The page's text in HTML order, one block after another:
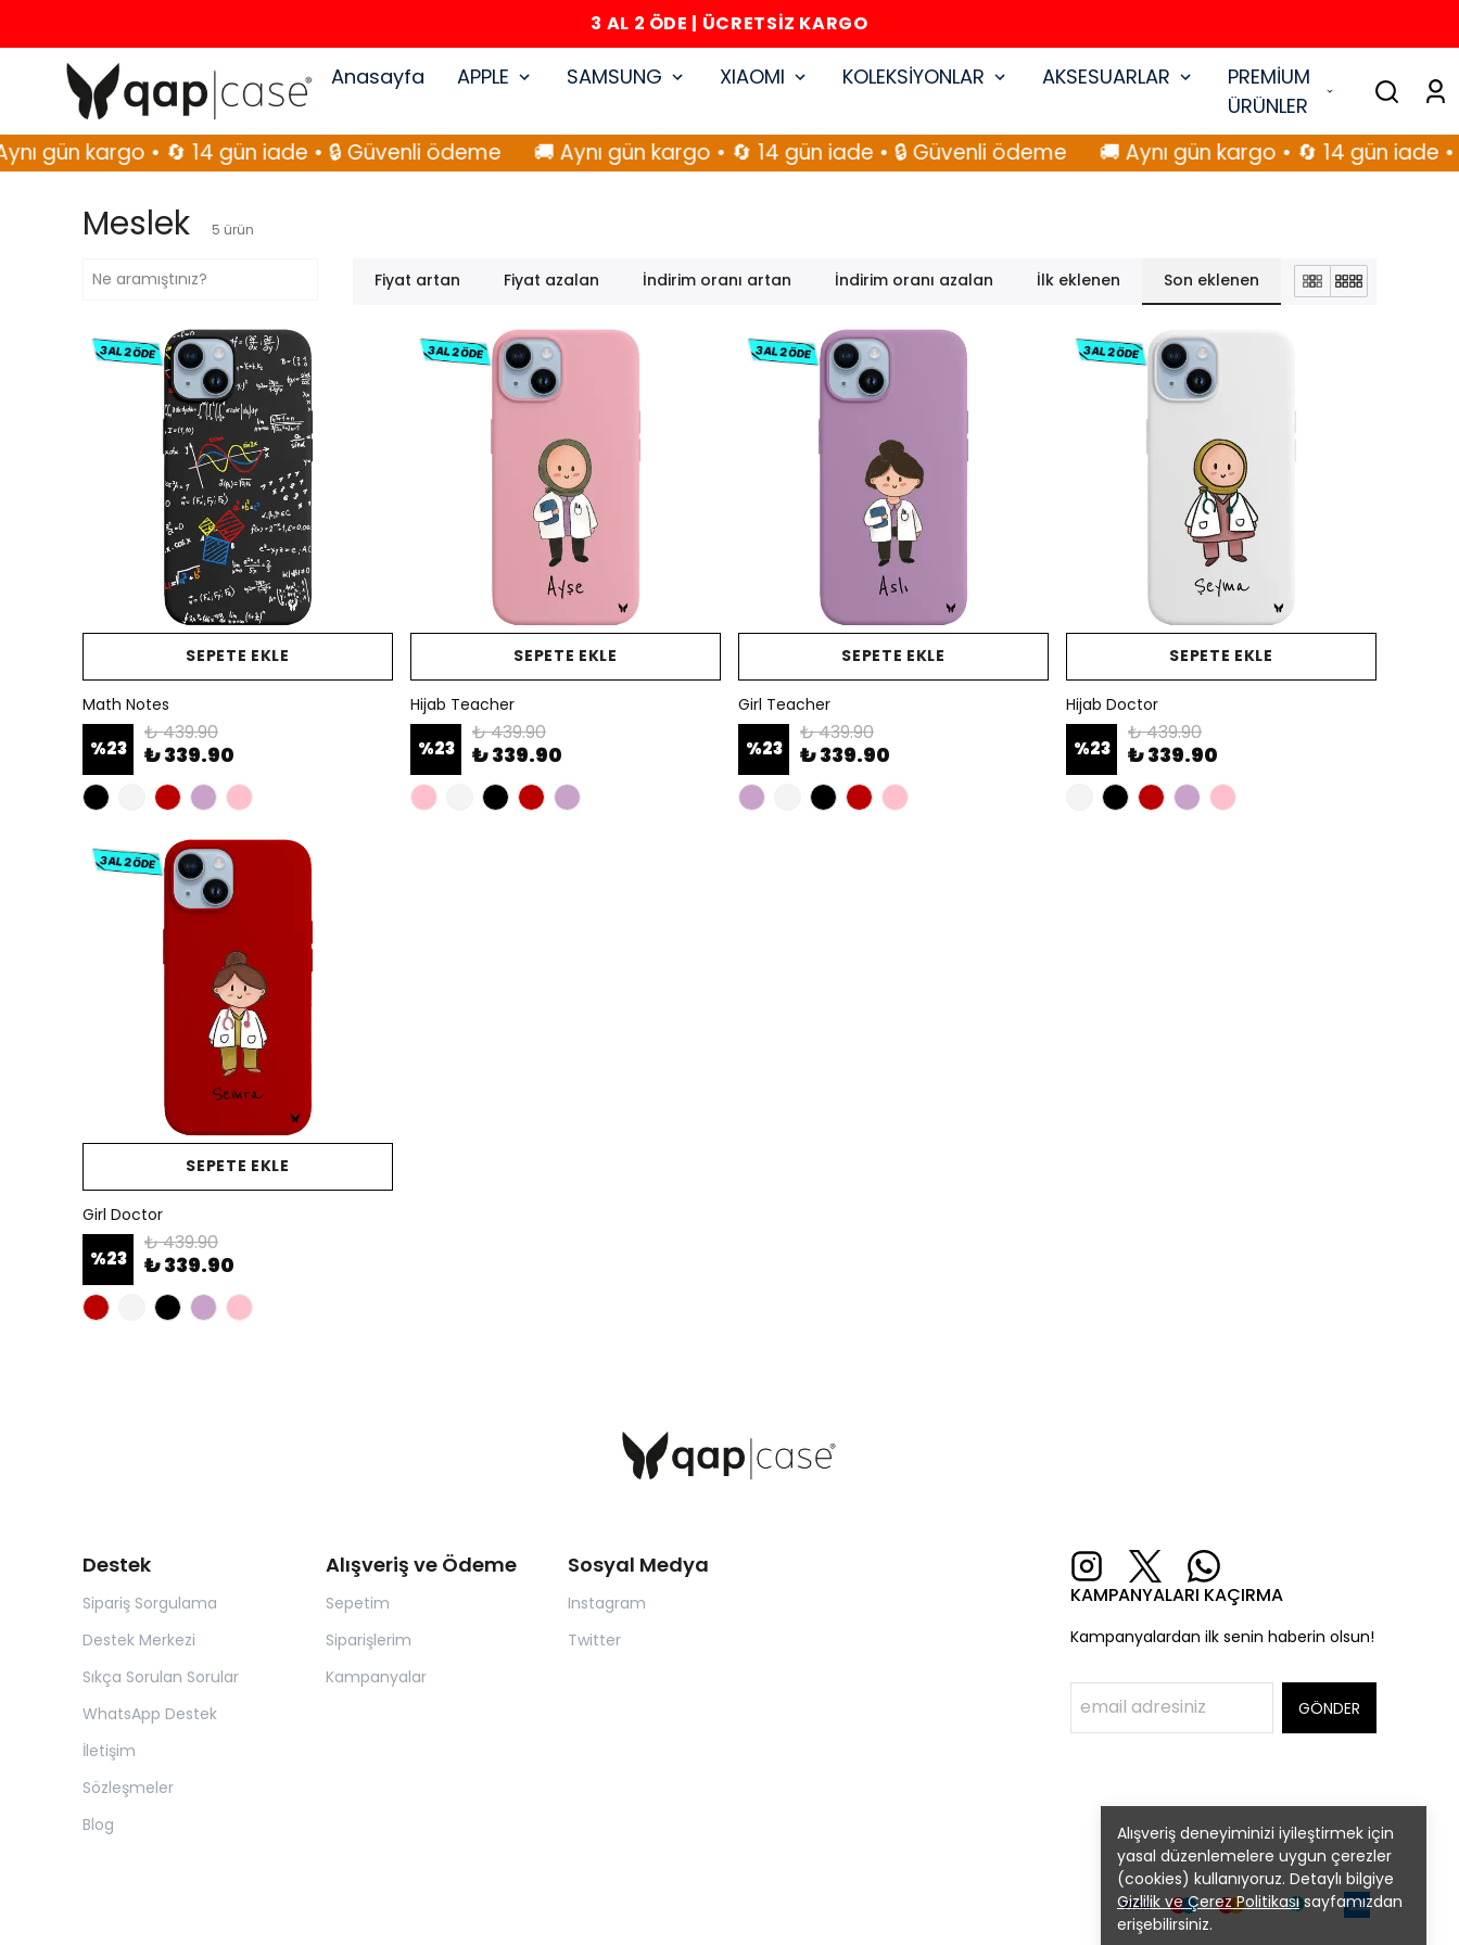
3 AL 2 ÖDE | ÜCRETSİZ KARGO
Anasayfa APPLE SAMSUNG XIAOMI KOLEKSİYONLAR AKSESUARLAR
PREMİUM
ÜRÜNLER
Alışveriş deneyiminizi iyileştirmek için
yasal düzenlemelere uygun çerezler
(cookies) kullanıyoruz. Detaylı bilgiye
Gizlilik ve Çerez Politikasısayfamızdan
erişebilirsiniz.
gün kargo • 🔄 14 gün iade • 🔒 Güvenli ödeme 🚚 Aynı gün kargo • 🔄 14 gün iade • 🔒 Güvenli ödeme 🚚 Aynı gün kargo • 🔄 14 gün iade • 🔒
Meslek 5 ürün
Fiyat artan Fiyat azalan İndirim oranı artan İndirim oranı azalan İlk eklenen Son eklenen
SEPETE EKLE
Math Notes
%23
₺ 439.90
₺ 339.90
SEPETE EKLE
Hijab Teacher
%23
₺ 439.90
₺ 339.90
SEPETE EKLE
Girl Teacher
%23
₺ 439.90
₺ 339.90
SEPETE EKLE
Hijab Doctor
%23
₺ 439.90
₺ 339.90
SEPETE EKLE
Girl Doctor
%23
₺ 439.90
₺ 339.90
Destek
Sipariş Sorgulama
Destek Merkezi
Sıkça Sorulan Sorular
WhatsApp Destek
İletişim
Sözleşmeler
Blog
Alışveriş ve Ödeme
Sepetim
Siparişlerim
Kampanyalar
Sosyal Medya
Instagram
Twitter
KAMPANYALARI KAÇIRMA
Kampanyalardan ilk senin haberin olsun!
GÖNDER